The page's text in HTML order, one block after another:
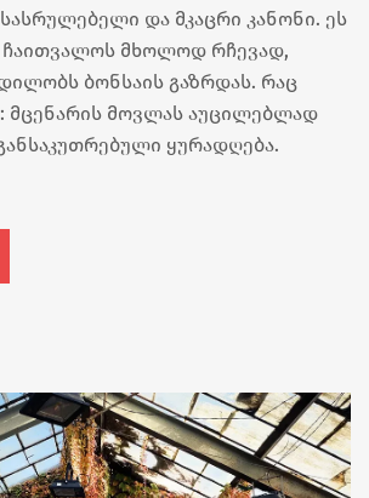
და მკაცრი კანონი. ეს
ჩაითვალოს მხოლოდ რჩევად,
ბონსაის გაზრდას. რაც
მცენარის მოვლას აუცილებლად
ყურადღება.